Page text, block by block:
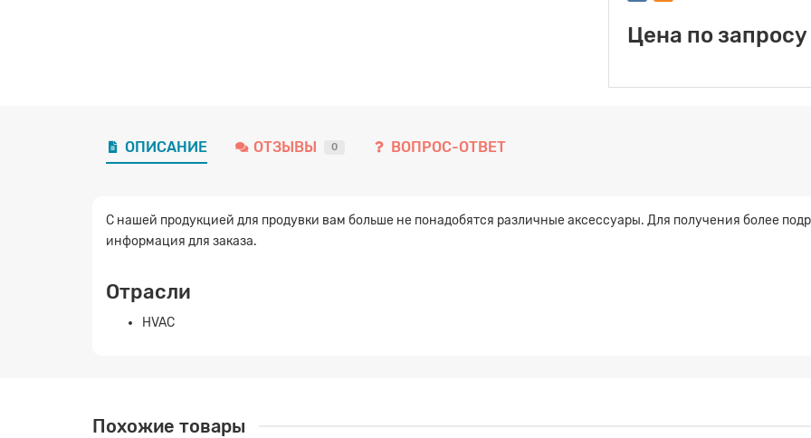
Цена по запросу
ОПИСАНИЕ ОТЗЫВЫ 0 ВОПРОС-ОТВЕТ
С нашей продукцией для продувки вам больше не понадобятся различные аксессуары. Для получения более
информация для заказа.
Отрасли
HVAC
Похожие товары